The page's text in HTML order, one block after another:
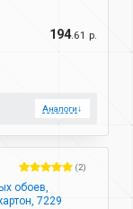
194.61 р.
Аналоги↓
(2)
обоев,
7229